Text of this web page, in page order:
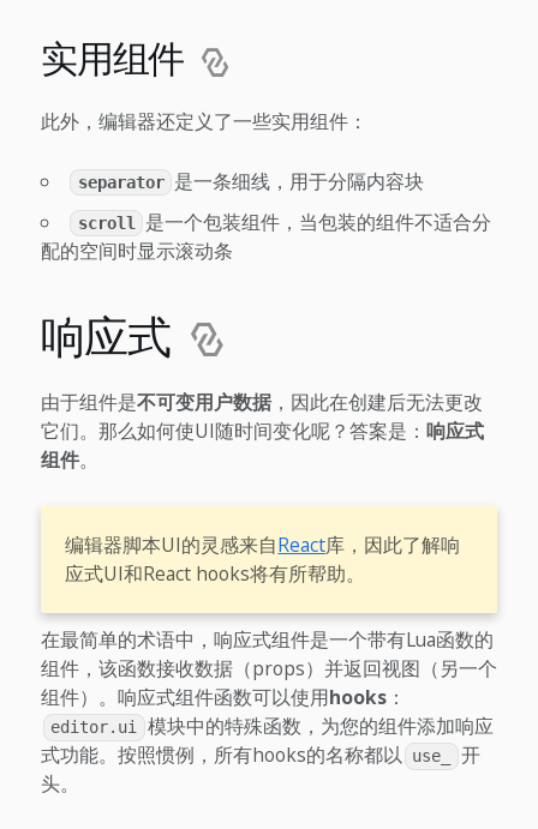
实用组件
此外，编辑器还定义了一些实用组件：
separator 是一条细线，用于分隔内容块
scroll 是一个包装组件，当包装的组件不适合分
配的空间时显示滚动条
响应式
由于组件是不可变用户数据，因此在创建后无法更改
它们。那么如何使UI随时间变化呢？答案是： 响应式
组件。
编辑器脚本UI的灵感来自React库，因此了解响
应式UI和React hooks将有所帮助。
在最简单的术语中，响应式组件是一个带有Lua函数的
组件，该函数接收数据（props）并返回视图（另一个
组件）。响应式组件函数可以使用hooks：
editor.ui 模块中的特殊函数，为您的组件添加响应
式功能。按照惯例，所有hooks的名称都以
use_
开
头。